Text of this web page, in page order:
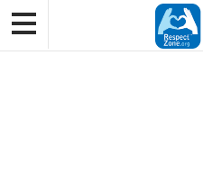
to
content